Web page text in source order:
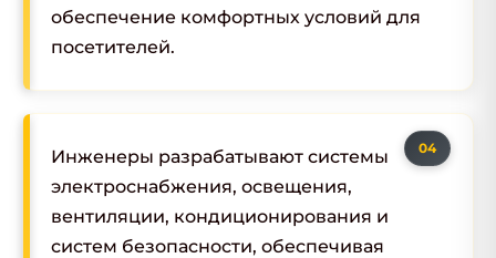
обеспечение комфортных условий для
посетителей.
Инженеры разрабатывают системы
электроснабжения, освещения,
вентиляции, кондиционирования и
систем безопасности, обеспечивая